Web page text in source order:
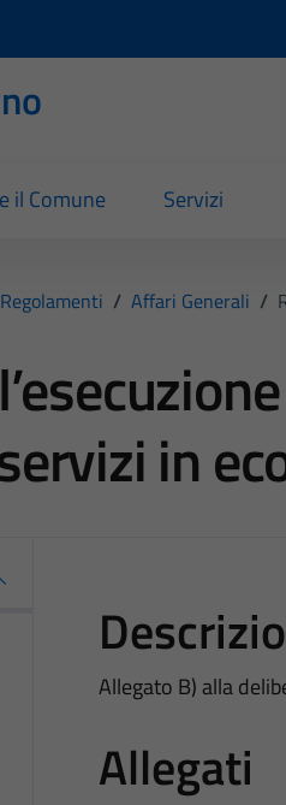
il Comune Servizi
Regolamenti / Affari Generali /
in
Allegato B) alla
Allegati